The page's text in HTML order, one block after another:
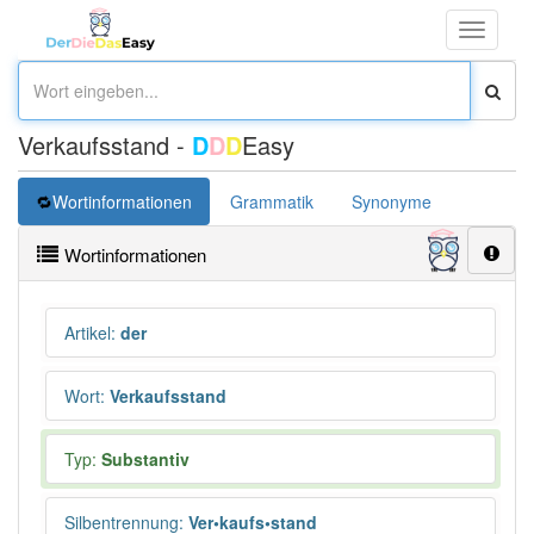
Toggle
Verkaufsstand - DDDEasy
Wortinformationen Grammatik Synonyme
Wortinformationen
Artikel: der
Wort: Verkaufsstand
Typ: Substantiv
Silbentrennung: Ver•kaufs•stand